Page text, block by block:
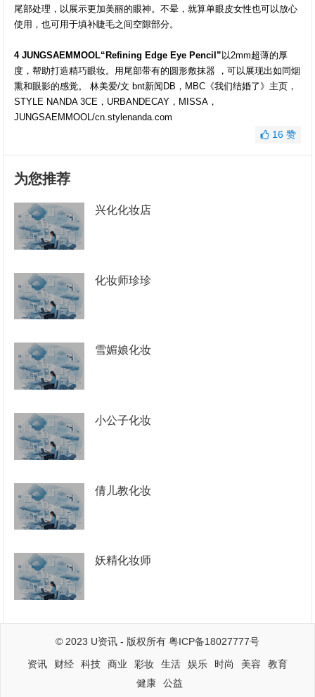
尾部处理，以展示更加美丽的眼神。不晕，就算单眼皮女性也可以放心
使用，也可用于填补睫毛之间空隙部分。
4 JUNGSAEMMOOL“Refining Edge Eye Pencil” 以2mm超薄的厚
度，帮助打造精巧眼妆。用尾部带有的圆形敷抹器 ，可以展现出如同烟
熏和眼影的感觉。 林美爱/文 bnt新闻DB，MBC《我们结婚了》主页，
STYLE NANDA 3CE，URBANDECAY，MISSA，
JUNGSAEMMOOL/cn.stylenanda.com
16 赞
为您推荐
兴化化妆店
化妆师珍珍
雪媚娘化妆
小公子化妆
倩儿教化妆
妖精化妆师
© 2023 U资讯 - 版权所有 粤ICP备18027777号
资讯
财经 科技 商业 彩妆 生活 娱乐 时尚 美容
教育
健康
公益